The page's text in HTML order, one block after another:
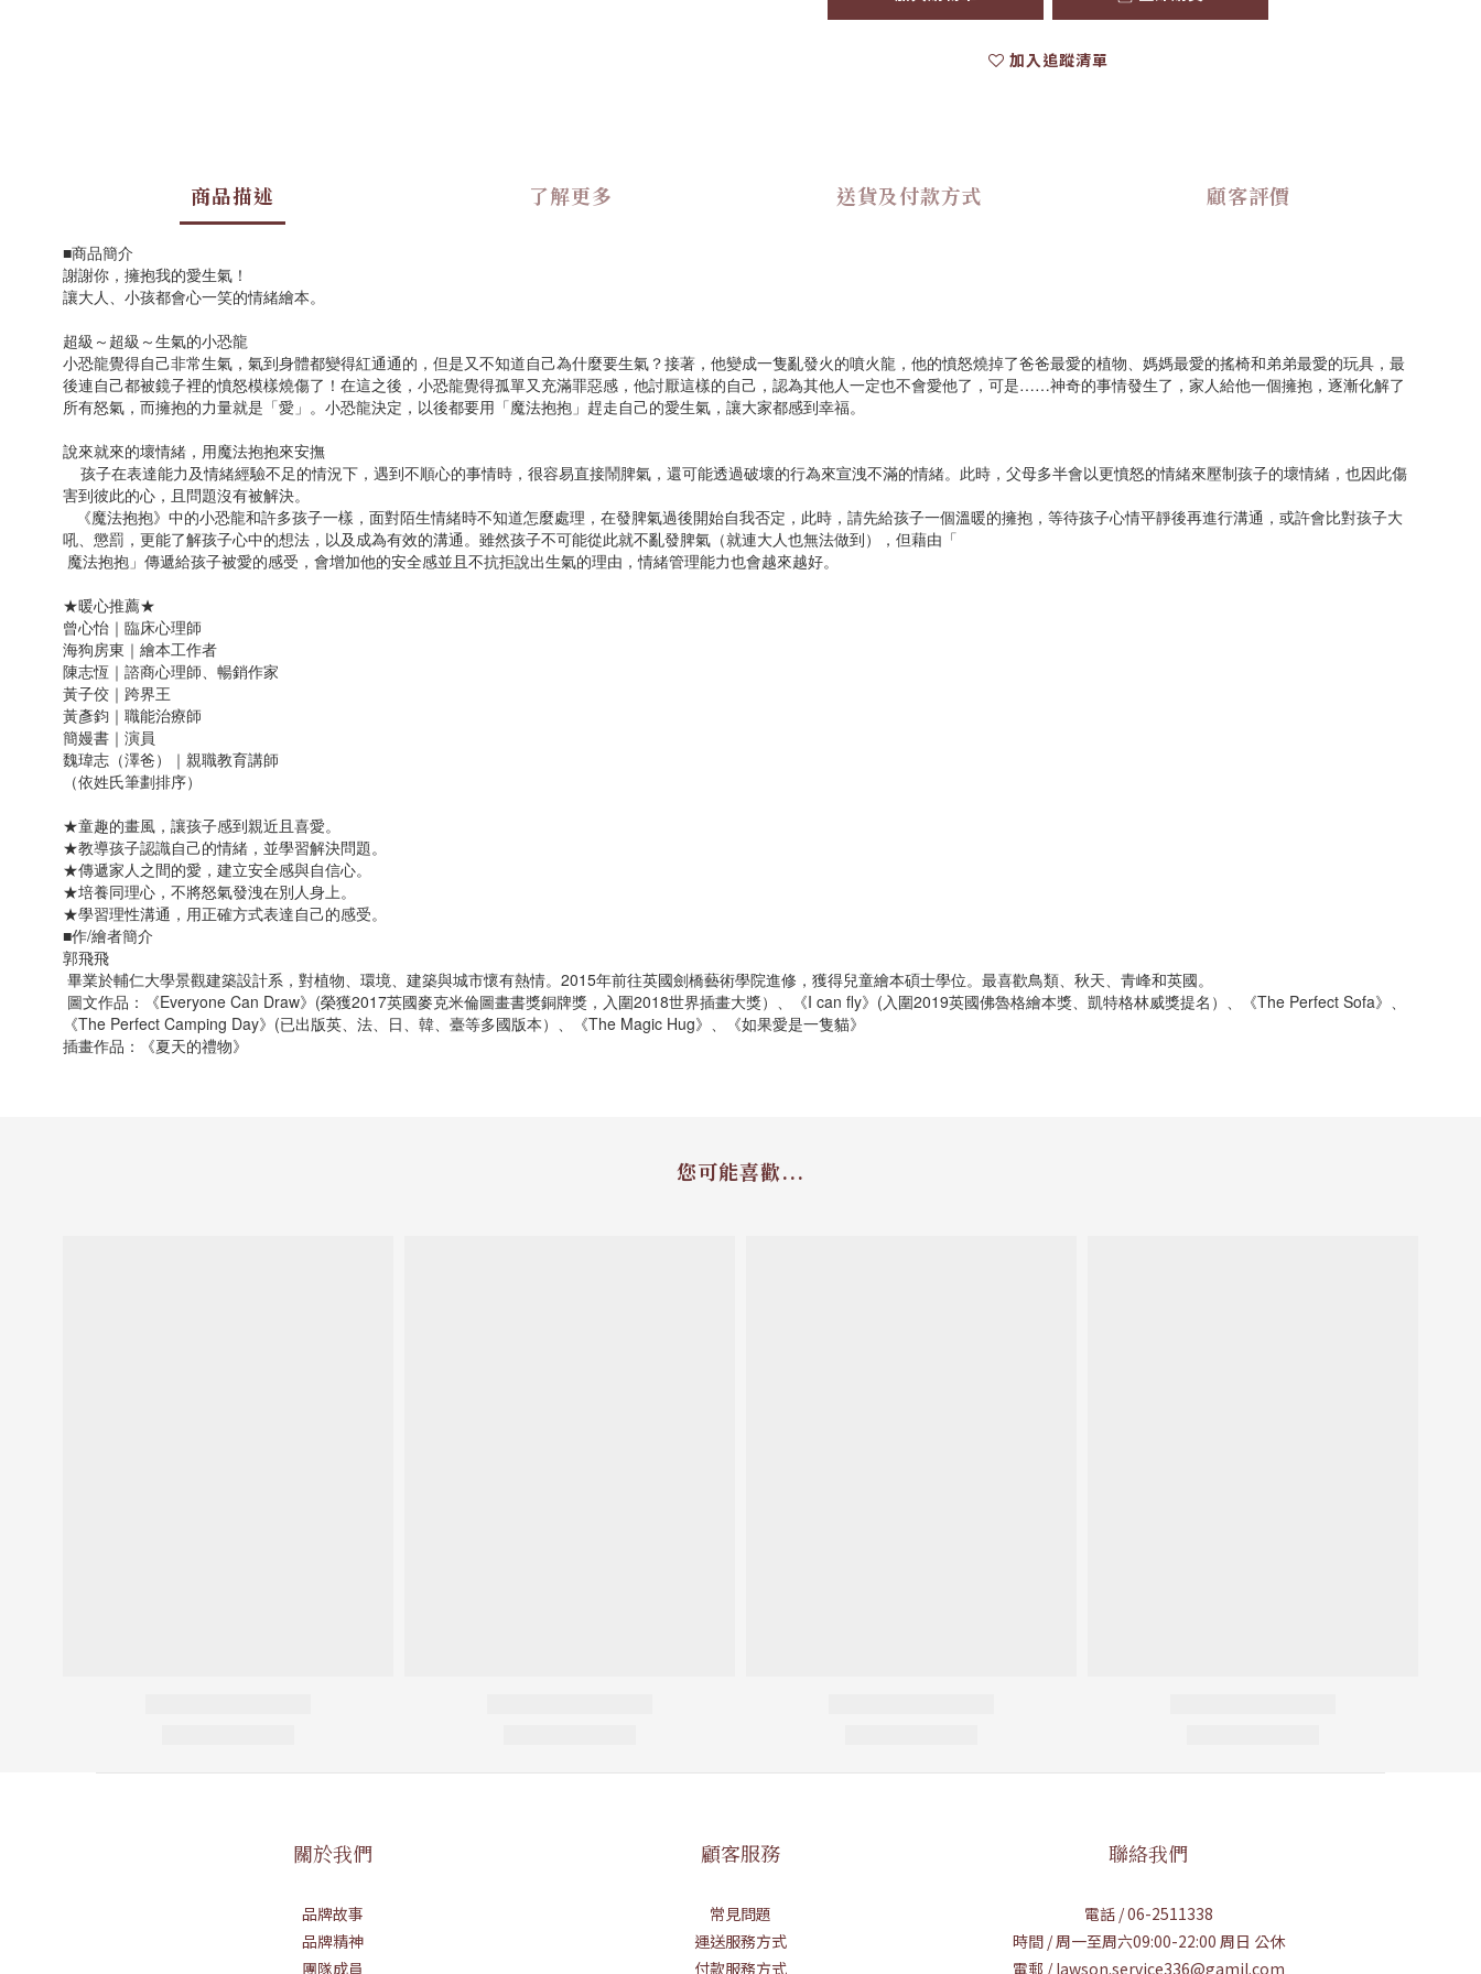
加入追蹤清單
商品描述 了解更多 送貨及付款方式 顧客評價
■商品簡介
謝謝你，擁抱我的愛生氣！
讓大人、小孩都會心一笑的情緒繪本。
超級～超級～生氣的小恐龍
小恐龍覺得自己非常生氣，氣到身體都變得紅通通的，但是又不知道自己為什麼要生氣？接著，他變成一隻亂發火的噴火龍，他的憤怒燒掉了爸爸最愛的植物、媽媽最愛的搖椅和弟弟最愛的玩具，最
後連自己都被鏡子裡的憤怒模樣燒傷了！在這之後，小恐龍覺得孤單又充滿罪惡感，他討厭這樣的自己，認為其他人一定也不會愛他了，可是……神奇的事情發生了，家人給他一個擁抱，逐漸化解了
所有怒氣，而擁抱的力量就是「愛」。小恐龍決定，以後都要用「魔法抱抱」趕走自己的愛生氣，讓大家都感到幸福。
說來就來的壞情緒，用魔法抱抱來安撫
孩子在表達能力及情緒經驗不足的情況下，遇到不順心的事情時，很容易直接鬧脾氣，還可能透過破壞的行為來宣洩不滿的情緒。此時，父母多半會以更憤怒的情緒來壓制孩子的壞情緒，也因此傷
害到彼此的心，且問題沒有被解決。
《魔法抱抱》中的小恐龍和許多孩子一樣，面對陌生情緒時不知道怎麼處理，在發脾氣過後開始自我否定，此時，請先給孩子一個溫暖的擁抱，等待孩子心情平靜後再進行溝通，或許會比對孩子大
吼、懲罰，更能了解孩子心中的想法，以及成為有效的溝通。雖然孩子不可能從此就不亂發脾氣（就連大人也無法做到），但藉由「
魔法抱抱」傳遞給孩子被愛的感受，會增加他的安全感並且不抗拒說出生氣的理由，情緒管理能力也會越來越好。
★暖心推薦★
曾心怡｜臨床心理師
海狗房東｜繪本工作者
陳志恆｜諮商心理師、暢銷作家
黃子佼｜跨界王
黃彥鈞｜職能治療師
簡嫚書｜演員
魏瑋志（澤爸）｜親職教育講師
（依姓氏筆劃排序）
★童趣的畫風，讓孩子感到親近且喜愛。
★教導孩子認識自己的情緒，並學習解決問題。
★傳遞家人之間的愛，建立安全感與自信心。
★培養同理心，不將怒氣發洩在別人身上。
★學習理性溝通，用正確方式表達自己的感受。
■作/繪者簡介
郭飛飛
畢業於輔仁大學景觀建築設計系，對植物、環境、建築與城市懷有熱情。2015年前往英國劍橋藝術學院進修，獲得兒童繪本碩士學位。最喜歡鳥類、秋天、青峰和英國。
圖文作品：《Everyone Can Draw》(榮獲2017英國麥克米倫圖畫書獎銅牌獎，入圍2018世界插畫大獎）、《I can fly》(入圍2019英國佛魯格繪本獎、凱特格林威獎提名）、《The Perfect Sofa》、
《The Perfect Camping Day》(已出版英、法、日、韓、臺等多國版本）、《The Magic Hug》、《如果愛是一隻貓》
插畫作品：《夏天的禮物》
您可能喜歡...
關於我們
品牌故事
品牌精神
團隊成員
顧客服務
常見問題
運送服務方式
付款服務方式
聯絡我們
電話 / 06-2511338
時間 / 周一至周六09:00-22:00 周日 公休
電郵 / lawson.service336@gamil.com